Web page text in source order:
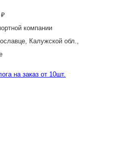
компании
Калужской обл.,
на заказ от 10шт.